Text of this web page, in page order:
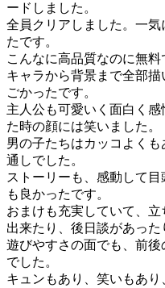
ードしました。
全員クリアしました。一
たです。
こんなに高品質なのに無料
キャラから背景まで全部
ごかったです。
主人公も可愛いく面白く
た時の顔には笑いました。
男の子たちはカッコよく
通しでした。
ストーリーも、感動して
も良かったです。
おまけも充実していて、
出来たり、後日談があった
遊びやすさの面でも、前
でした。
キュンもあり、笑いもあ